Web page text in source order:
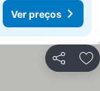
Ver preços
Partilhar